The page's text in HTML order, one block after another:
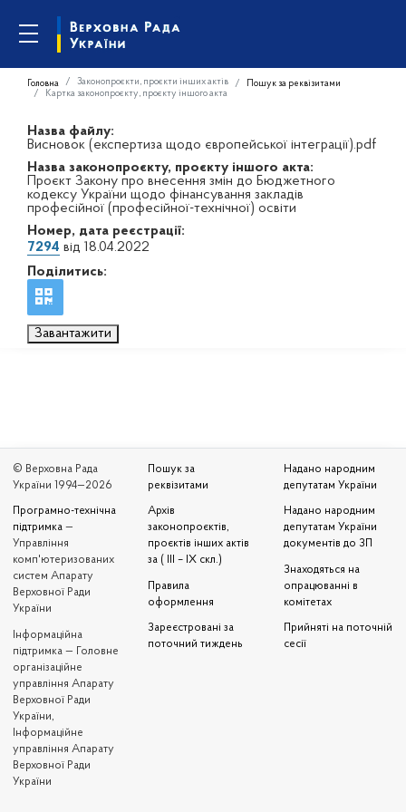
Головна Законопроєкти, проєкти інших актів
Пошук за реквізитами
Картка законопроєкту, проєкту іншого акта
Назва файлу:
Висновок (експертиза щодо європейської інтеграції).pdf
Назва законопроєкту, проєкту іншого акта:
Проєкт Закону про внесення змін до Бюджетного
кодексу України щодо фінансування закладів
професійної (професійної-технічної) освіти
Номер, дата реєстрації:
7294 від 18.04.2022
Поділитись:
Завантажити
© Верховна Рада
України 1994—2026
Програмно-технічна
підтримка —
Управління
комп'ютеризованих
систем Апарату
Верховної Ради
України
Iнформаційна
підтримка — Головне
організаційне
управління Апарату
Верховної Ради
України,
Інформаційне
управління Апарату
Верховної Ради
України
Пошук за
реквізитами
Архів
законопроєктів,
проєктів інших актів
за ( III – IX скл.)
Правила
оформлення
Зареєстровані за
поточний тиждень
Надано народним
депутатам України
Надано народним
депутатам України
документів до ЗП
Знаходяться на
опрацюванні в
комітетах
Прийняті на поточній
сесії